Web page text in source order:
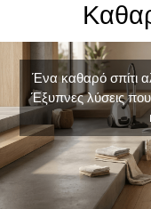
Ένα καθαρό σπίτι
Έξυπνες λύσεις